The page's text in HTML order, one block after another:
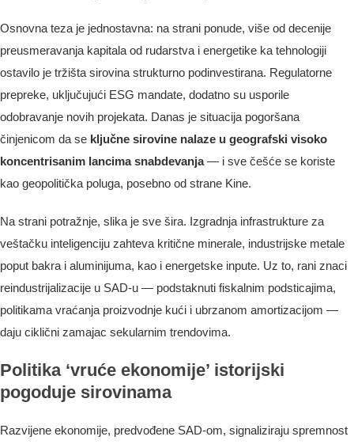
Osnovna teza je jednostavna: na strani ponude, više od decenije
preusmeravanja kapitala od rudarstva i energetike ka tehnologiji
ostavilo je tržišta sirovina strukturno podinvestirana. Regulatorne
prepreke, uključujući ESG mandate, dodatno su usporile
odobravanje novih projekata. Danas je situacija pogoršana
činjenicom da se ključne sirovine nalaze u geografski visoko
koncentrisanim lancima snabdevanja— i sve češće se koriste
kao geopolitička poluga, posebno od strane Kine.
Na strani potražnje, slika je sve šira. Izgradnja infrastrukture za
veštačku inteligenciju zahteva kritične minerale, industrijske metale
poput bakra i aluminijuma, kao i energetske inpute. Uz to, rani znaci
reindustrijalizacije u SAD-u — podstaknuti fiskalnim podsticajima,
politikama vraćanja proizvodnje kući i ubrzanom amortizacijom —
daju ciklični zamajac sekularnim trendovima.
Politika ‘vruće ekonomije’ istorijski
pogoduje sirovinama
Razvijene ekonomije, predvođene SAD-om, signaliziraju spremnost